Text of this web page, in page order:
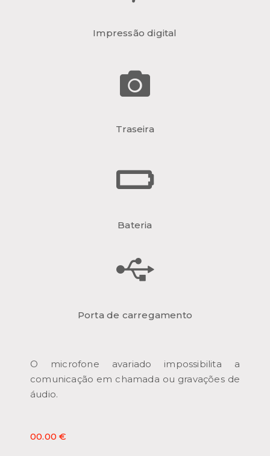
Impressão digital
Traseira
Bateria
Porta de carregamento
O microfone avariado impossibilita a
comunicação em chamada ou gravações de
áudio.
00.00 €